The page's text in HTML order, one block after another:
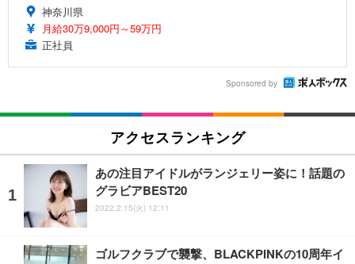
神奈川県
月給30万9,000円～59万円
正社員
Sponsored by
アクセスランキング
あの注目アイドルがランジェリー姿に！話題の
グラビアBEST20
2022.2.15(火) 12:11
ゴルフクラブで襲撃、BLACKPINKの10周年イ